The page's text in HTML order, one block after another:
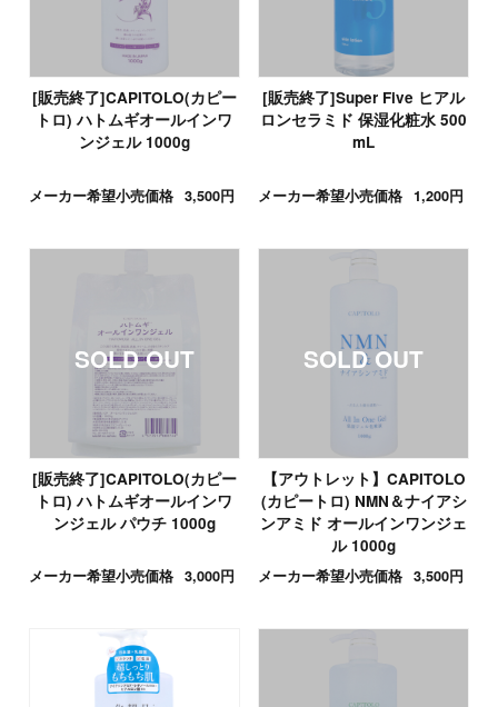
[販売終了]CAPITOLO(カピー
トロ) ハトムギオールインワ
ンジェル 1000g
メーカー希望小売価格 3,500円
[販売終了]Super Five ヒアル
ロンセラミド 保湿化粧水 500
mL
メーカー希望小売価格 1,200円
[販売終了]CAPITOLO(カピー
トロ) ハトムギオールインワ
ンジェル パウチ 1000g
メーカー希望小売価格 3,000円
【アウトレット】CAPITOLO
(カピートロ) NMN＆ナイアシ
ンアミド オールインワンジェ
ル 1000g
メーカー希望小売価格 3,500円